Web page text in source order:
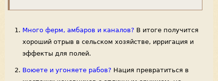
Много ферм, амбаров и каналов? В итоге получится
хороший отрыв в сельском хозяйстве, ирригация и
эффекты для полей.
Воюете и угоняете рабов? Нация превратиться в